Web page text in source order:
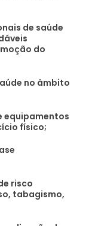
de saúde
do
no âmbito
equipamentos
físico;
risco
tabagismo,